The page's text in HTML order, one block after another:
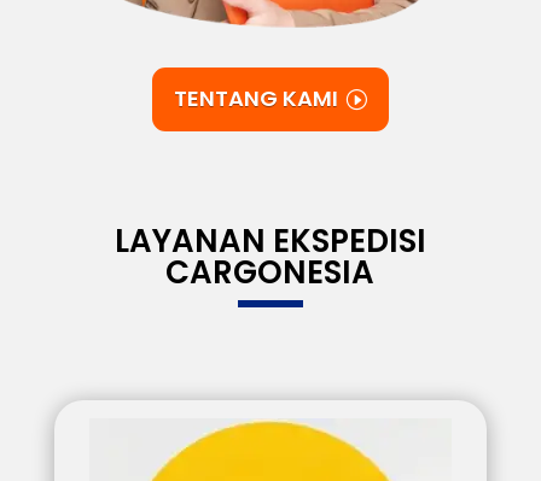
TENTANG KAMI
LAYANAN EKSPEDISI
CARGONESIA